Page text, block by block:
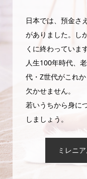
日本では、預金さ
がありました。し
くに終わっています
人生100年時代、
代・Z世代がこれ
欠かせません。
若いうちから身に
しましょう。
ミレニ